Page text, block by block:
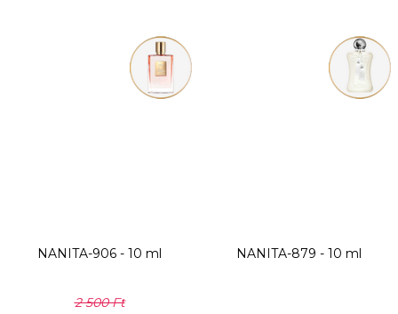
NANITA-906 - 10 ml
2 500 Ft
NANITA-879 - 10 ml